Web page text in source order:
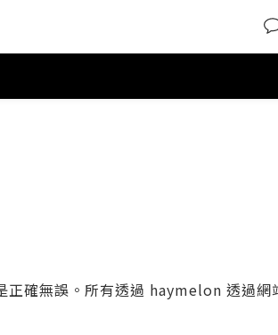
正確無誤。所有透過 haymelon 透過網